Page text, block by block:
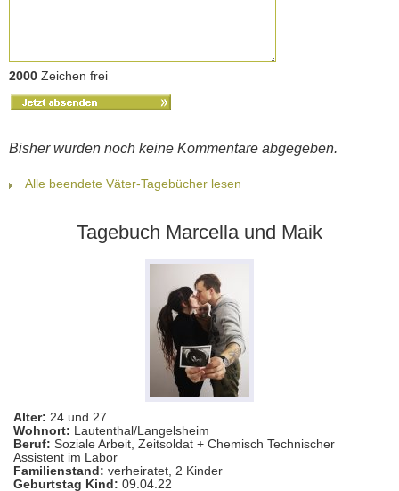
2000 Zeichen frei
Bisher wurden noch keine Kommentare abgegeben.
Alle beendete Väter-Tagebücher lesen
Tagebuch Marcella und Maik
Alter: 24 und 27
Wohnort: Lautenthal/Langelsheim
Beruf: Soziale Arbeit, Zeitsoldat + Chemisch Technischer
Assistent im Labor
Familienstand: verheiratet, 2 Kinder
Geburtstag Kind: 09.04.22